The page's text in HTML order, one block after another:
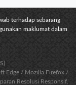
terhadap sebarang
maklumat dalam
Edge / Mozilla Firefox /
Resolusi Responsif.